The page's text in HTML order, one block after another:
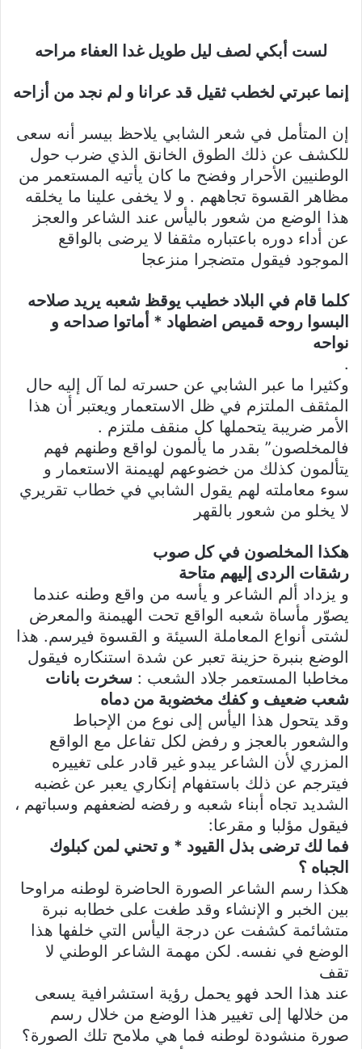
لست أبكي لصف ليل طويل غدا العفاء مراحه
إنما عبرتي لخطب ثقيل قد عرانا و لم نجد من أزاحه
إن المتأمل في شعر الشابي يلاحظ بيسر أنه سعى
للكشف عن ذلك الطوق الخانق الذي ضرب حول
الوطنيين الأحرار وفضح ما كان يأتيه المستعمر من
مظاهر القسوة تجاههم . و لا يخفى علينا ما يخلقه
هذا الوضع من شعور باليأس عند الشاعر والعجز
عن أداء دوره باعتباره مثقفا لا يرضى بالواقع
الموجود فيقول متضجرا منزعجا
كلما قام في البلاد خطيب يوقظ شعبه يريد صلاحه
البسوا روحه قميص اضطهاد * أماتوا صداحه و
نواحه
.
وكثيرا ما عبر الشابي عن حسرته لما آل إليه حال
المثقف الملتزم في ظل الاستعمار ويعتبر أن هذا
الأمر ضريبة يتحملها كل منقف ملتزم .
فالمخلصون” بقدر ما يألمون لواقع وطنهم فهم
يتألمون كذلك من خضوعهم لهيمنة الاستعمار و
سوء معاملته لهم يقول الشابي في خطاب تقريري
لا يخلو من شعور بالقهر
هكذا المخلصون في كل صوب
رشقات الردى إليهم متاحة
و يزداد ألم الشاعر و يأسه من واقع وطنه عندما
يصوّر مأساة شعبه الواقع تحت الهيمنة والمعرض
لشتى أنواع المعاملة السيئة و القسوة فيرسم. هذا
الوضع بنبرة حزينة تعبر عن شدة استنكاره فيقول
مخاطبا المستعمر جلاد الشعب : سخرت بانات
شعب ضعيف و كفك مخضوبة من دماه
وقد يتحول هذا اليأس إلى نوع من الإحباط
والشعور بالعجز و رفض لكل تفاعل مع الواقع
المزري لأن الشاعر يبدو غير قادر على تغييره
فيترجم عن ذلك باستفهام إنكاري يعبر عن غضبه
الشديد تجاه أبناء شعبه و رفضه لضعفهم وسباتهم ،
فيقول مؤلبا و مقرعا:
فما لك ترضى بذل القيود * و تحني لمن كبلوك
الجباه ؟
هكذا رسم الشاعر الصورة الحاضرة لوطنه مراوحا
بين الخبر و الإنشاء وقد طغت على خطابه نبرة
متشائمة كشفت عن درجة اليأس التي خلفها هذا
الوضع في نفسه. لكن مهمة الشاعر الوطني لا
تقف
عند هذا الحد فهو يحمل رؤية استشرافية يسعى
من خلالها إلى تغيير هذا الوضع من خلال رسم
صورة منشودة لوطنه فما هي ملامح تلك الصورة؟